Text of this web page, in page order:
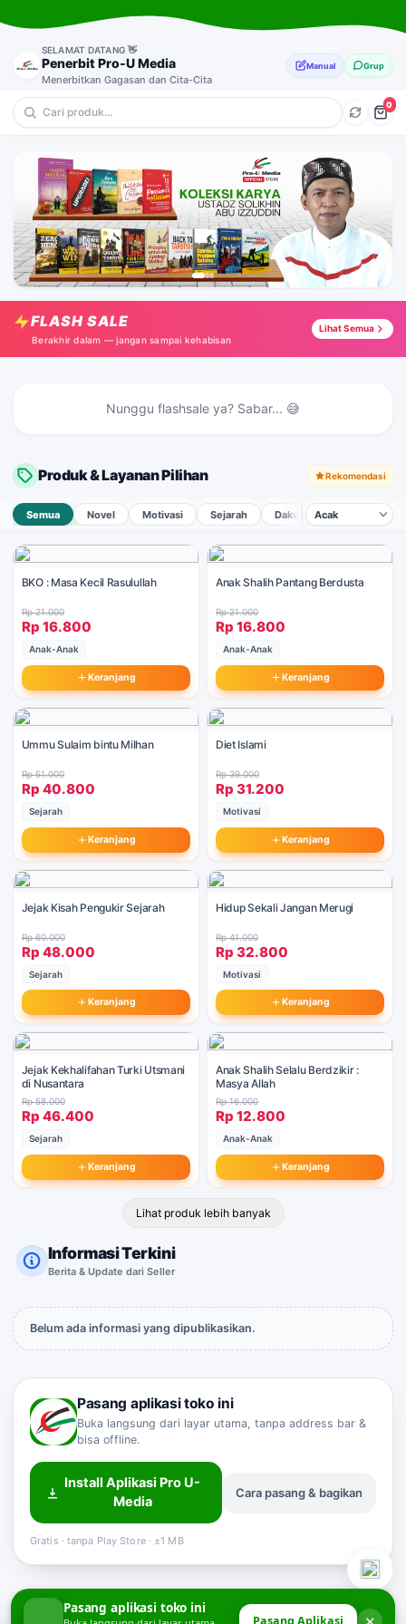
SELAMAT DATANG 👋
Penerbit Pro-U Media
Menerbitkan Gagasan dan Cita-Cita
Manual Grup
0
💎 Novel 🔥 Motivasi 🎁 Dakwah & Pemikiran
Merenda Pelangi Cinta Tap →
Merantau Ke Australia Tap →
Dari Pojok Garasi Membangun Tap →
FLASH SALE
Berakhir dalam — jangan sampai kehabisan
Lihat Semua
Nunggu flashsale ya? Sabar... 😅
Produk & Layanan Pilihan Rekomendasi
Semua Novel Motivasi Sejarah Dakwah & Pemikiran
BKO : Masa Kecil Rasulullah
Rp 21.000
Rp 16.800
Anak-Anak
Keranjang
Anak Shalih Pantang Berdusta
Rp 21.000
Rp 16.800
Anak-Anak
Keranjang
Ummu Sulaim bintu Milhan
Rp 51.000
Rp 40.800
Sejarah
Keranjang
Diet Islami
Rp 39.000
Rp 31.200
Motivasi
Keranjang
Jejak Kisah Pengukir Sejarah
Rp 60.000
Rp 48.000
Sejarah
Keranjang
Hidup Sekali Jangan Merugi
Rp 41.000
Rp 32.800
Motivasi
Keranjang
Jejak Kekhalifahan Turki Utsmani
di Nusantara
Rp 58.000
Rp 46.400
Sejarah
Keranjang
Anak Shalih Selalu Berdzikir :
Masya Allah
Rp 16.000
Rp 12.800
Anak-Anak
Keranjang
Lihat produk lebih banyak
Informasi Terkini
Berita & Update dari Seller
Belum ada informasi yang dipublikasikan.
Sahabat Pro-U
Pasang aplikasi toko ini
Buka langsung dari layar utama, tanpa address bar &
bisa offline.
Install Aplikasi Pro U-
Media
Cara pasang & bagikan
Gratis · tanpa Play Store · ±1 MB
Pasang aplikasi toko ini
Pasang Aplikasi